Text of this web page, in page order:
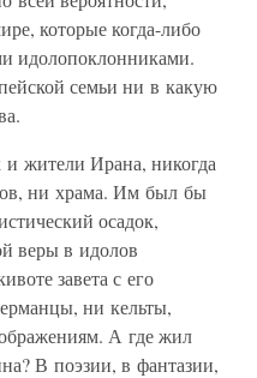
которые когда-либо
идолопоклонниками.
семьи ни в какую
жители Ирана, никогда
ни храма. Им был бы
осадок,
веры в идолов
завета с его
ни кельты,
А где жил
В поэзии, в фантазии,